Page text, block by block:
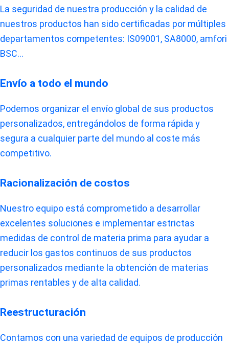
La seguridad de nuestra producción y la calidad de
nuestros productos han sido certificadas por múltiples
departamentos competentes: IS09001, SA8000, amfori
BSC...
Envío a todo el mundo
Podemos organizar el envío global de sus productos
personalizados, entregándolos de forma rápida y
segura a cualquier parte del mundo al coste más
competitivo.
Racionalización de costos
Nuestro equipo está comprometido a desarrollar
excelentes soluciones e implementar estrictas
medidas de control de materia prima para ayudar a
reducir los gastos continuos de sus productos
personalizados mediante la obtención de materias
primas rentables y de alta calidad.
Reestructuración
Contamos con una variedad de equipos de producción